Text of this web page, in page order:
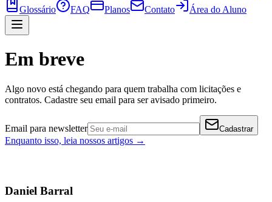
Glossário
FAQ Planos Contato Área do Aluno
Em breve
Algo novo está chegando para quem trabalha com licitações e
contratos. Cadastre seu email para ser avisado primeiro.
Email para newsletter Cadastrar
Enquanto isso, leia nossos artigos →
Daniel Barral